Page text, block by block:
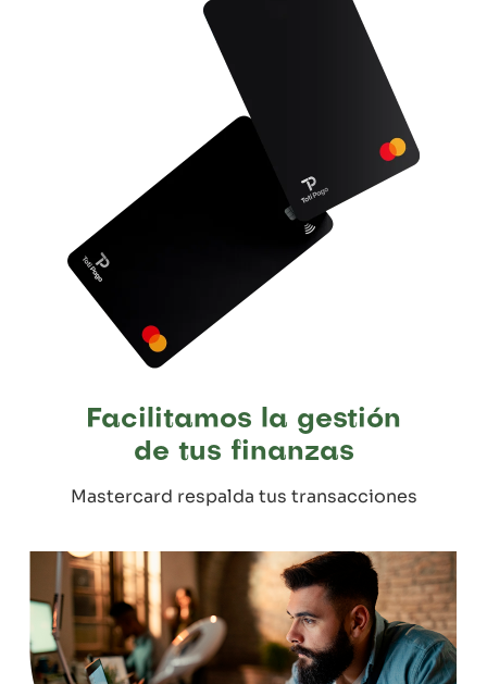
Facilitamos la gestión
de tus finanzas
Mastercard respalda tus transacciones